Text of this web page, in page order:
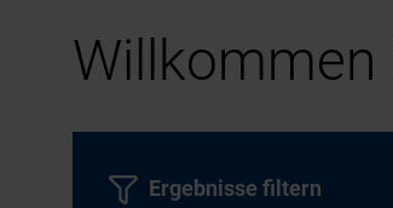
Willkommen
Ergebnisse filtern